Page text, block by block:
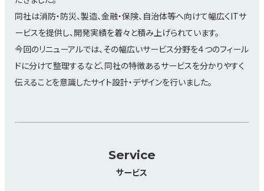
同社は消防・防災、製造、金融・保険、自治体等へ向けて幅広くITサ
ービスを提供し、開発実績を着々と積み上げられています。
今回のリニューアルでは、その幅広いサービス分野を４つのフィール
ドに分けて整理するなど、同社の特徴あるサービスを分かりやすく
伝えることを意識したサイト設計・デザインを行いました。
Service
サービス